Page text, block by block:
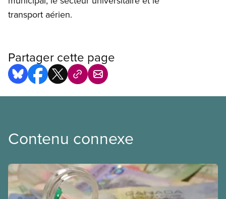
transport aérien.
Partager cette page
Contenu connexe